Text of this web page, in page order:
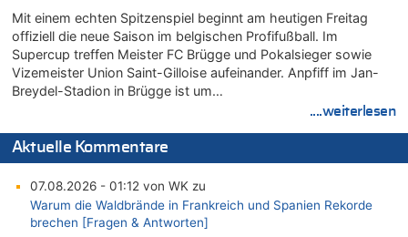
Mit einem echten Spitzenspiel beginnt am heutigen Freitag
offiziell die neue Saison im belgischen Profifußball. Im
Supercup treffen Meister FC Brügge und Pokalsieger sowie
Vizemeister Union Saint-Gilloise aufeinander. Anpfiff im Jan-
Breydel-Stadion in Brügge ist um…
....weiterlesen
Aktuelle Kommentare
07.08.2026 - 01:12 von WK zu
Warum die Waldbrände in Frankreich und Spanien Rekorde
brechen [Fragen & Antworten]